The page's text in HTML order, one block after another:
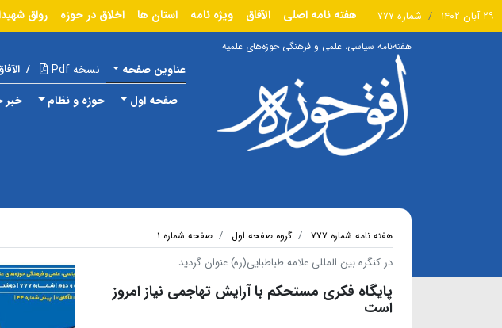
۲۹ آبان ۱۴۰۲ شماره ۷۷۷ هفته نامه اصلی الآفاق ویژه نامه استان ها اخلاق در حوزه رواق
هفته‌نامه سیاسی، علمی و فرهنگی حوزه‌های علمیه
عناوین صفحه نسخه Pdf /
صفحه اول حوزه و نظام خبر
هفته نامه شماره ۷۷۷ گروه صفحه اول صفحه شماره ۱
در کنگره بین المللی علامه طباطبایی(ره) عنوان گردید
پایگاه فکری مستحکم با آرایش تهاجمی نیاز امروز
است